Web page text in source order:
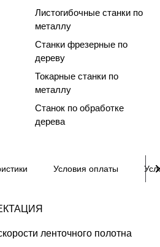
Листогибочные станки по
металлу
Станки фрезерные по
дереву
Токарные станки по
металлу
Станок по обработке
дерева
Условия оплаты
ленточного полотна